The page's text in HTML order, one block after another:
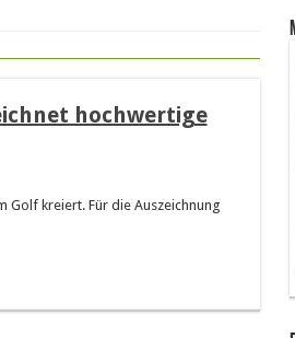
hochwertige
kreiert. Für die Auszeichnung